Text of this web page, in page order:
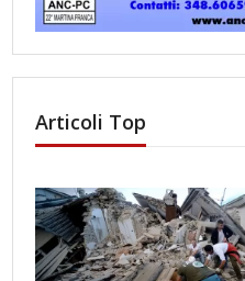
Articoli Top